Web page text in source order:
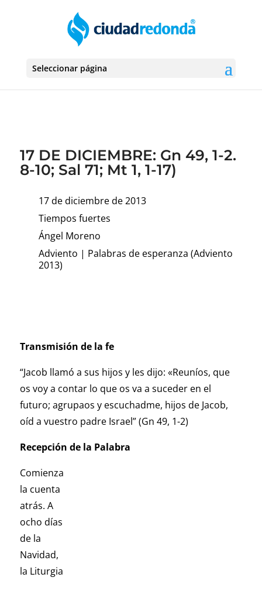
Seleccionar página
17 DE DICIEMBRE: Gn 49, 1-2.
8-10; Sal 71; Mt 1, 1-17)
17 de diciembre de 2013
Tiempos fuertes
Ángel Moreno
Adviento | Palabras de esperanza (Adviento
2013)
Transmisión de la fe
“Jacob llamó a sus hijos y les dijo: «Reuníos, que
os voy a contar lo que os va a suceder en el
futuro; agrupaos y escuchadme, hijos de Jacob,
oíd a vuestro padre Israel” (Gn 49, 1-2)
Recepción de la Palabra
Comienza
la cuenta
atrás. A
ocho días
de la
Navidad,
la Liturgia